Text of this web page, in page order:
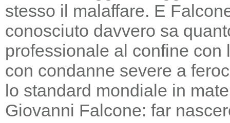
stesso il malaffare. E
conosciuto davvero sa
professionale al confine
con condanne severe a
lo standard mondiale in
Giovanni Falcone: far